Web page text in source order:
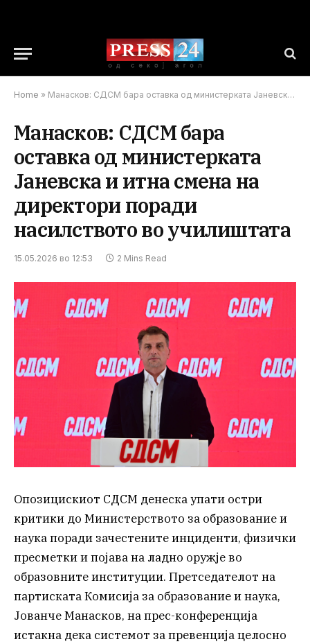
Home » Манасков: СДСМ бара оставка од министерката Јаневска и итна смена на директори поради насилството во училиштата
Манасков: СДСМ бара
оставка од министерката
Јаневска и итна смена на
директори поради
насилството во училиштата
15.05.2026 во 12:53 2 Mins Read
Опозицискиот СДСМ денеска упати остри
критики до Министерството за образование и
наука поради зачестените инциденти, физички
пресметки и појава на ладно оружје во
образовните институции. Претседателот на
партиската Комисија за образование и наука,
Јованче Манасков, на прес-конференција
истакна дека системот за превенција целосно